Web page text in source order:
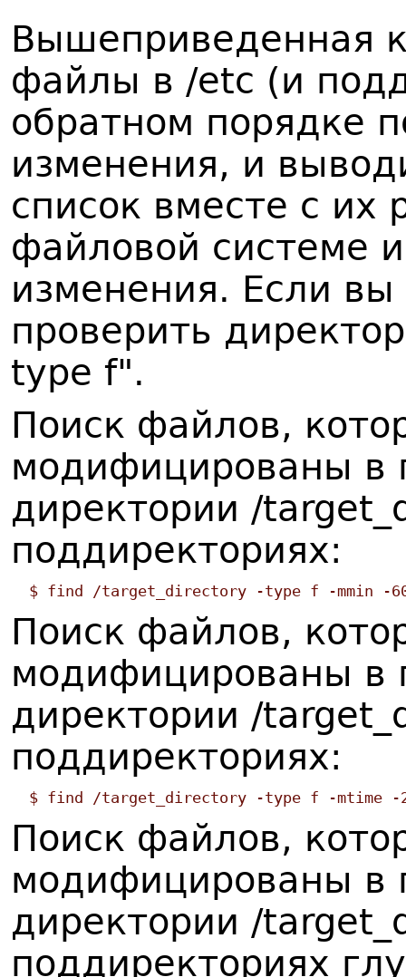
Вышеприведенная
файлы в /etc (и
обратном порядке
изменения, и
список вместе с их
файловой системе
изменения. Если
проверить
type f".
Поиск файлов,
модифицированы в
директории /
поддиректориях:
$ find /target_directory -type f -mmin -
Поиск файлов,
модифицированы в
директории /
поддиректориях:
$ find /target_directory -type f -mtime -
Поиск файлов,
модифицированы в
директории /
поддиректориях